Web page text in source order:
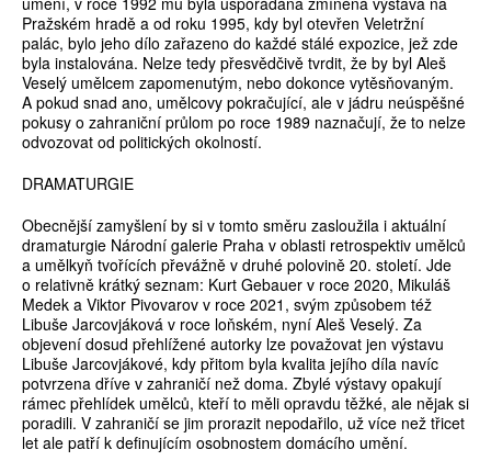
Pražském hradě a od roku 1995, kdy byl otevřen Veletržní
palác, bylo jeho dílo zařazeno do každé stálé expozice, jež zde
byla instalována. Nelze tedy přesvědčivě tvrdit, že by byl Aleš
Veselý umělcem zapomenutým, nebo dokonce vytěsňovaným.
A pokud snad ano, umělcovy pokračující, ale v jádru neúspěšné
pokusy o zahraniční průlom po roce 1989 naznačují, že to nelze
odvozovat od politických okolností.
DRAMATURGIE
Obecnější zamyšlení by si v tomto směru zasloužila i aktuální
dramaturgie Národní galerie Praha v oblasti retrospektiv umělců
a umělkyň tvořících převážně v druhé polovině 20. století. Jde
o relativně krátký seznam: Kurt Gebauer v roce 2020, Mikuláš
Medek a Viktor Pivovarov v roce 2021, svým způsobem též
Libuše Jarcovjáková v roce loňském, nyní Aleš Veselý. Za
objevení dosud přehlížené autorky lze považovat jen výstavu
Libuše Jarcovjákové, kdy přitom byla kvalita jejího díla navíc
potvrzena dříve v zahraničí než doma. Zbylé výstavy opakují
rámec přehlídek umělců, kteří to měli opravdu těžké, ale nějak si
poradili. V zahraničí se jim prorazit nepodařilo, už více než třicet
let ale patří k definujícím osobnostem domácího umění.